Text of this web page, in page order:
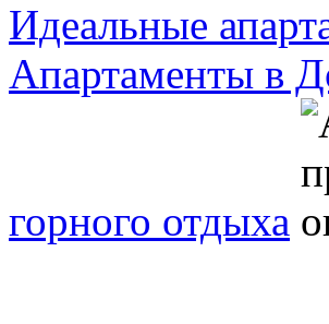
Идеальные
Апартаменты в
горного отдыха